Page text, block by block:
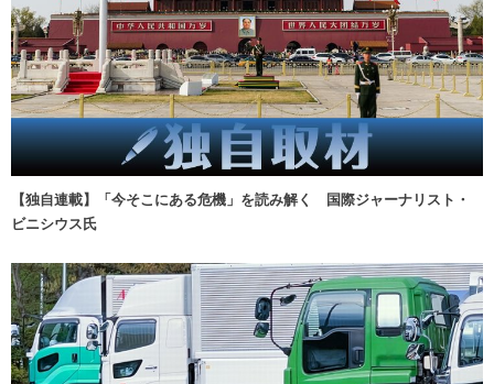
【独自連載】「今そこにある危機」を読み解く 国際ジャーナリスト・
ビニシウス氏